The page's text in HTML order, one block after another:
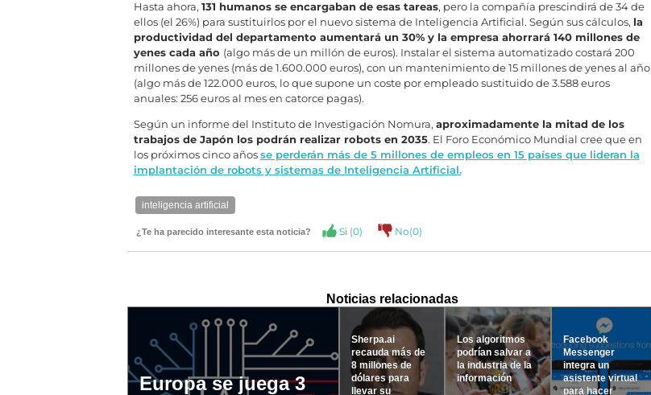
Hasta ahora, 131 humanos se encargaban de esas tareas, pero la compañía prescindirá de 34 de
ellos (el 26%) para sustituirlos por el nuevo sistema de Inteligencia Artificial. Según sus cálculos, la
productividad del departamento aumentará un 30% y la empresa ahorrará 140 millones de
yenes cada año (algo más de un millón de euros). Instalar el sistema automatizado costará 200
millones de yenes (más de 1.600.000 euros), con un mantenimiento de 15 millones de yenes al año
(algo más de 122.000 euros, lo que supone un coste por empleado sustituido de 3.588 euros
anuales: 256 euros al mes en catorce pagas).
Según un informe del Instituto de Investigación Nomura, aproximadamente la mitad de los
trabajos de Japón los podrán realizar robots en 2035. El Foro Económico Mundial cree que en
los próximos cinco años se perderán más de 5 millones de empleos en 15 países que lideran la
implantación de robots y sistemas de Inteligencia Artificial.
inteligencia artificial
¿Te ha parecido interesante esta noticia? Si (0) No(0)
Noticias relacionadas
Europa se juega 3
Sherpa.ai
recauda más de
8 millones de
dólares para
llevar su
Los algoritmos
podrían salvar a
la industria de la
información
Facebook
Messenger
integra un
asistente virtual
para hacer